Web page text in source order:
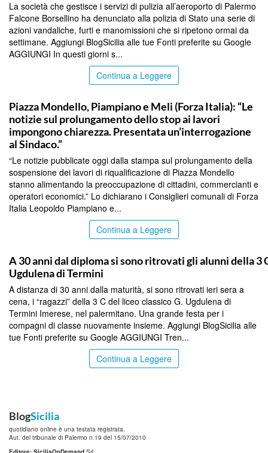
La società che gestisce i servizi di pulizia all’aeroporto di Palermo
Falcone Borsellino ha denunciato alla polizia di Stato una serie di
azioni vandaliche, furti e manomissioni che si ripetono ormai da
settimane. Aggiungi BlogSicilia alle tue Fonti preferite su Google
AGGIUNGI In questi giorni s...
Continua a Leggere
Piazza Mondello, Piampiano e Meli (Forza Italia): “Le
notizie sul prolungamento dello stop ai lavori
impongono chiarezza. Presentata un’interrogazione
al Sindaco.”
“Le notizie pubblicate oggi dalla stampa sul prolungamento della
sospensione dei lavori di riqualificazione di Piazza Mondello
stanno alimentando la preoccupazione di cittadini, commercianti e
operatori economici.” Lo dichiarano i Consiglieri comunali di Forza
Italia Leopoldo Piampiano e...
Continua a Leggere
A 30 anni dal diploma si sono ritrovati gli alunni della 3
Ugdulena di Termini
A distanza di 30 anni dalla maturità, si sono ritrovati ieri sera a
cena, i “ragazzi” della 3 C del liceo classico G. Ugdulena di
Termini Imerese, nel palermitano. Una grande festa per i
compagni di classe nuovamente insieme. Aggiungi BlogSicilia alle
tue Fonti preferite su Google AGGIUNGI Tren...
Continua a Leggere
BlogSicilia
quotidiano online è una testata registrata.
Aut. del tribunale di Palermo n.19 del 15/07/2010